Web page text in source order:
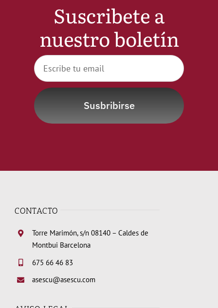
Suscribete a
nuestro boletín
Susbribirse
CONTACTO
Torre Marimón, s/n 08140 – Caldes de
Montbui Barcelona
675 66 46 83
asescu@asescu.com